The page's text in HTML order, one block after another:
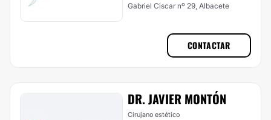
Gabriel Ciscar nº 29, Albacete
CONTACTAR
DR. JAVIER MONTÓN
Cirujano estético